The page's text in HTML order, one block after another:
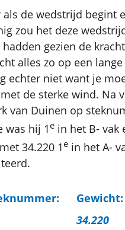
de wedstrijd begint
zou het deze
hadden gezien de
alles zo op een
echter niet want je
de sterke wind. Na
van Duinen op
was hij 1e in het B- vak
34.220 1e in het A-
Gewicht:
34.220